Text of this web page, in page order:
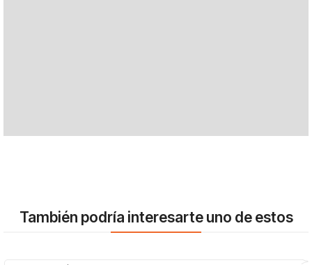
También podría interesarte uno de estos